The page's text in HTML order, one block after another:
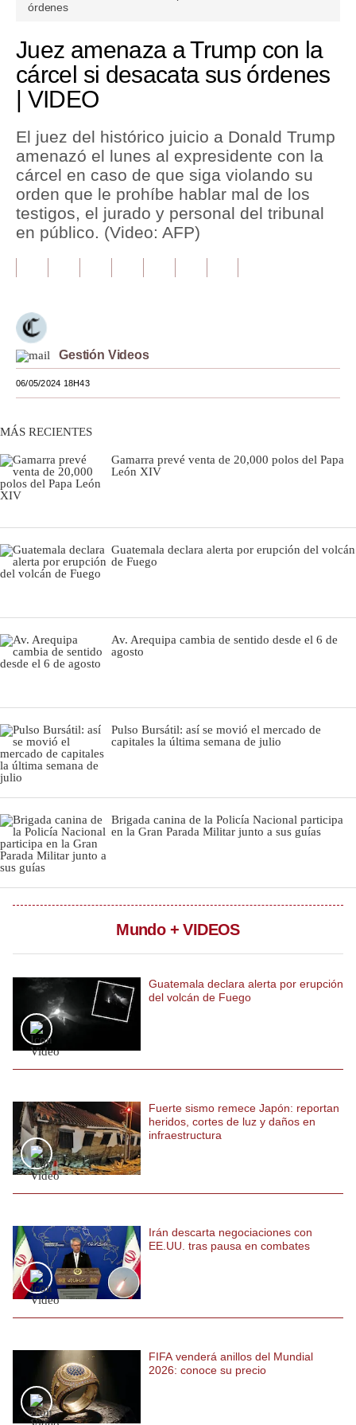
Finanzas Personales
Inmobiliarias
Opinión
Editorial
Pregunta de hoy
Lujo
Viajes
Moda
EEUU
Internacional
Club del Suscriptor
Mix
Notas Contratadas
Podcast
Videos
Fotogalerías
¿quiénes
Términos
Condiciones
Política
De
Privacidad
De
Cookies
Preguntas
Frecuentes
minute,
39
seconds
órdenes
Juez amenaza a Trump con la
cárcel si desacata sus órdenes
| VIDEO
El juez del histórico juicio a Donald Trump
amenazó el lunes al expresidente con la
cárcel en caso de que siga violando su
orden que le prohíbe hablar mal de los
testigos, el jurado y personal del tribunal
en público. (Video: AFP)
Gestión Videos
06/05/2024 18H43
MÁS RECIENTES
Gamarra prevé venta de 20,000 polos del Papa
León XIV
Guatemala declara alerta por erupción del volcán
de Fuego
Av. Arequipa cambia de sentido desde el 6 de
agosto
Pulso Bursátil: así se movió el mercado de
capitales la última semana de julio
Brigada canina de la Policía Nacional participa
en la Gran Parada Militar junto a sus guías
Mundo + VIDEOS
Guatemala declara alerta por erupción
del volcán de Fuego
Fuerte sismo remece Japón: reportan
heridos, cortes de luz y daños en
infraestructura
Irán descarta negociaciones con
EE.UU. tras pausa en combates
FIFA venderá anillos del Mundial
2026: conoce su precio